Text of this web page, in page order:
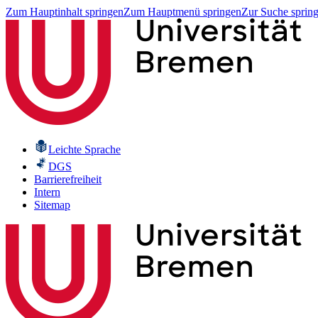
Zum Hauptinhalt springenZum Hauptmenü springenZur Suche
Leichte Sprache
DGS
Barrierefreiheit
Intern
Sitemap